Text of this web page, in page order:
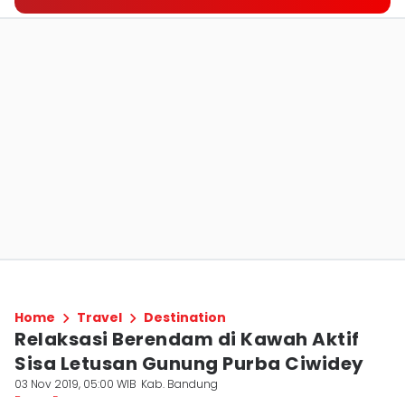
Home Travel Destination
Relaksasi Berendam di Kawah Aktif
Sisa Letusan Gunung Purba Ciwidey
03 Nov 2019, 05:00 WIB Kab. Bandung